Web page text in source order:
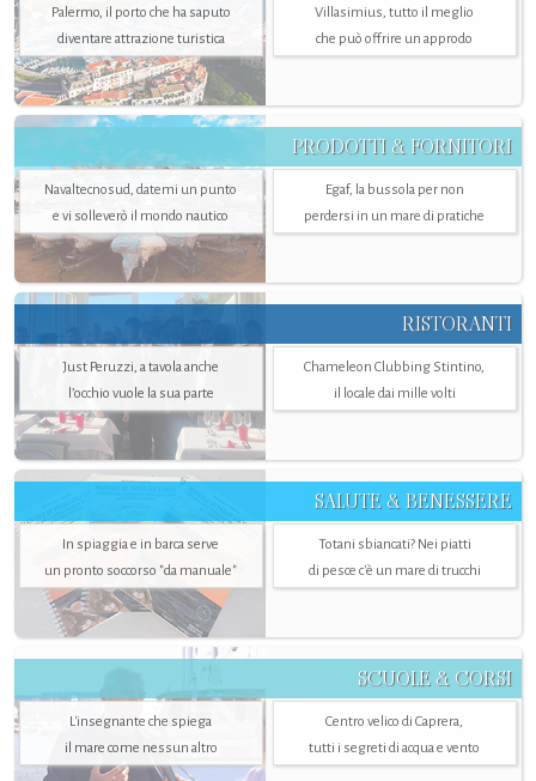
Palermo, il porto che ha saputo
diventare attrazione turistica
Villasimius, tutto il meglio
che può offrire un approdo
PRODOTTI & FORNITORI
Navaltecnosud, datemi un punto
e vi solleverò il mondo nautico
Egaf, la bussola per non
perdersi in un mare di pratiche
RISTORANTI
Just Peruzzi, a tavola anche
l’occhio vuole la sua parte
Chameleon Clubbing Stintino,
il locale dai mille volti
SALUTE & BENESSERE
In spiaggia e in barca serve
un pronto soccorso "da manuale"
Totani sbiancati? Nei piatti
di pesce c'è un mare di trucchi
SCUOLE & CORSI
L'insegnante che spiega
il mare come nessun altro
Centro velico di Caprera,
tutti i segreti di acqua e vento